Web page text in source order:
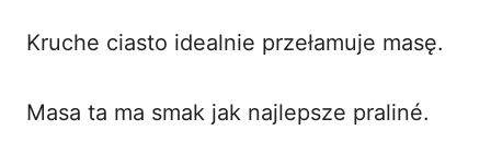
Kruche ciasto idealnie przełamuje masę.
Masa ta ma smak jak najlepsze praliné.